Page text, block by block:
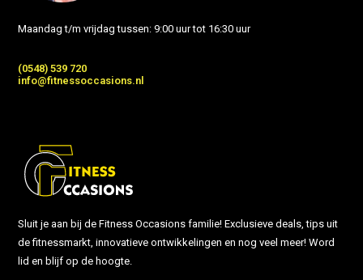
Maandag t/m vrijdag tussen: 9:00 uur tot 16:30 uur
(0548) 539 720
info@fitnessoccasions.nl
Sluit je aan bij de Fitness Occasions familie! Exclusieve deals, tips uit
de fitnessmarkt, innovatieve ontwikkelingen en nog veel meer! Word
lid en blijf op de hoogte.